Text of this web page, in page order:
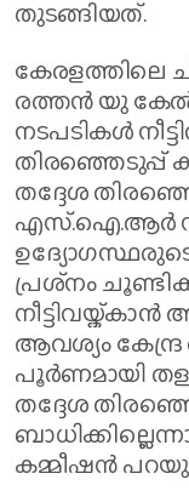
തുടങ്ങിയത്.
കേരളത്തിലെ
രത്തന്‍ യു
നടപടികള്‍
തിരഞ്ഞെടുപ്പ്
തദ്ദേശ
എസ്.ഐ.ആര്‍
പ്രശ്‌നം
ആവശ്യം
പൂര്‍ണമായി
തദ്ദേശ
കമ്മീഷന്‍